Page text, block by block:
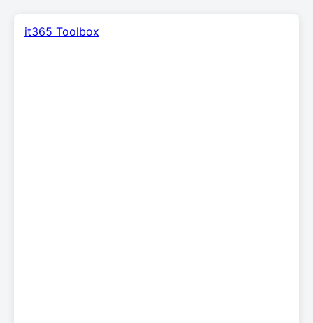
it365 Toolbox